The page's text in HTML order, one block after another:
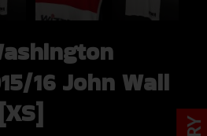
16 John Wall